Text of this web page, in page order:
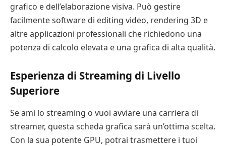
grafico e dell’elaborazione visiva. Può gestire
facilmente software di editing video, rendering 3D e
altre applicazioni professionali che richiedono una
potenza di calcolo elevata e una grafica di alta qualità.
Esperienza di Streaming di Livello
Superiore
Se ami lo streaming o vuoi avviare una carriera di
streamer, questa scheda grafica sarà un’ottima scelta.
Con la sua potente GPU, potrai trasmettere i tuoi